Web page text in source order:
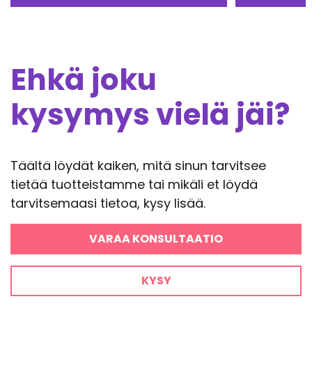
Ehkä joku
kysymys vielä jäi?
Täältä löydät kaiken, mitä sinun tarvitsee
tietää tuotteistamme tai mikäli et löydä
tarvitsemaasi tietoa, kysy lisää.
VARAA KONSULTAATIO
KYSY